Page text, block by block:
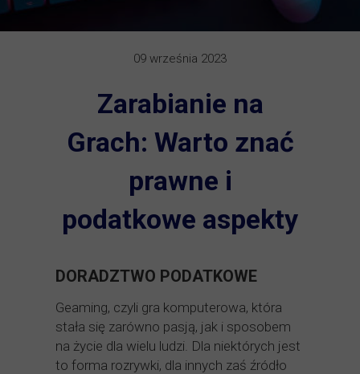
09 września 2023
Zarabianie na
Grach: Warto znać
prawne i
podatkowe aspekty
DORADZTWO PODATKOWE
Geaming, czyli gra komputerowa, która
stała się zarówno pasją, jak i sposobem
na życie dla wielu ludzi. Dla niektórych jest
to forma rozrywki, dla innych zaś źródło